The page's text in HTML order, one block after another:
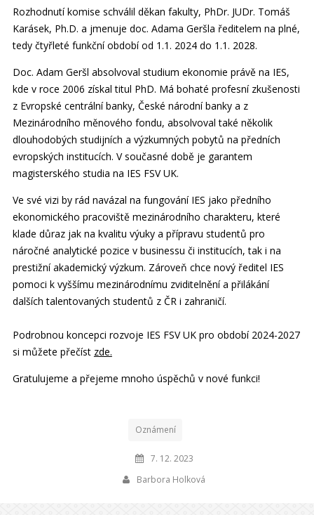
Rozhodnutí komise schválil děkan fakulty, PhDr. JUDr. Tomáš
Karásek, Ph.D. a jmenuje doc. Adama Geršla ředitelem na plné,
tedy čtyřleté funkční období od 1.1. 2024 do 1.1. 2028.
Doc. Adam Geršl absolvoval studium ekonomie právě na IES,
kde v roce 2006 získal titul PhD. Má bohaté profesní zkušenosti
z Evropské centrální banky, České národní banky a z
Mezinárodního měnového fondu, absolvoval také několik
dlouhodobých studijních a výzkumných pobytů na předních
evropských institucích. V současné době je garantem
magisterského studia na IES FSV UK.
Ve své vizi by rád navázal na fungování IES jako předního
ekonomického pracoviště mezinárodního charakteru, které
klade důraz jak na kvalitu výuky a přípravu studentů pro
náročné analytické pozice v businessu či institucích, tak i na
prestižní akademický výzkum. Zároveň chce nový ředitel IES
pomoci k vyššímu mezinárodnímu zviditelnění a přilákání
dalších talentovaných studentů z ČR i zahraničí.
Podrobnou koncepci rozvoje IES FSV UK pro období 2024-2027
si můžete přečíst zde.
Gratulujeme a přejeme mnoho úspěchů v nové funkci!
Oznámení
7. 12. 2023
Barbora Holková